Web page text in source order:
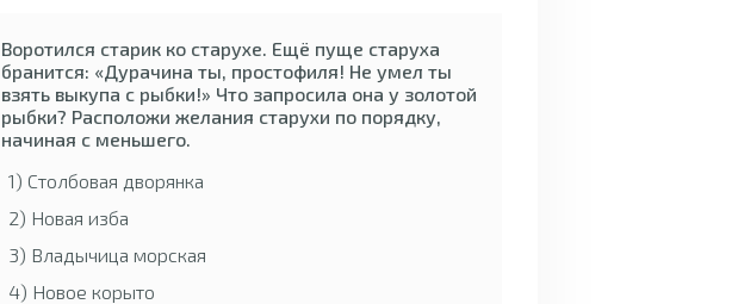
Воротился старик ко старухе. Ещё пуще старуха
бранится: «Дурачина ты, простофиля! Не умел ты
взять выкупа с рыбки!» Что запросила она у золотой
рыбки? Расположи желания старухи по порядку,
начиная с меньшего.
1) Столбовая дворянка
2) Новая изба
3) Владычица морская
4) Новое корыто